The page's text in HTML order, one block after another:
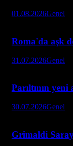
01.08.2026Genel
Roma'da aşk
31.07.2026Genel
Parıltının
30.07.2026Genel
Grimaldi